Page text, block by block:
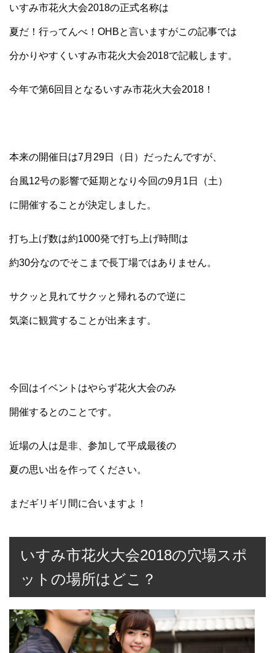
いすみ市花火大会2018の正式名称は
夏だ！行ってんべ！OHBと言いますがこの記事では
分かりやすくいすみ市花火大会2018で記載します。
今年で第6回目となるいすみ市花火大会2018！
本来の開催日は7月29日（日）だったんですが、
台風12号の影響で延期となり今回の9月1日（土）
に開催することが決定しました。
打ち上げ数は約1000発で打ち上げ時間は
約30分なのでそこまで長丁場ではありません。
サクッと見れてサクッと帰れるので逆に
気楽に観賞することが出来ます。
今回はイベントはやらず花火大会のみ
開催するとのことです。
近場の人は是非、参加して平成最後の
夏の思い出を作ってください。
まだギリギリ間に合いますよ！
いすみ市花火大会2018の穴場スポ
ットの場所はどこ？